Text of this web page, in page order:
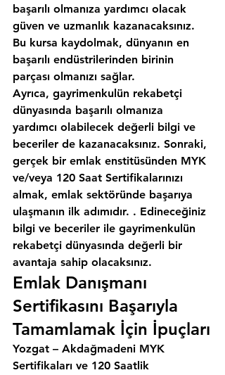
başarılı olmanıza yardımcı olacak
güven ve uzmanlık kazanacaksınız.
Bu kursa kaydolmak, dünyanın en
başarılı endüstrilerinden birinin
parçası olmanızı sağlar.
Ayrıca, gayrimenkulün rekabetçi
dünyasında başarılı olmanıza
yardımcı olabilecek değerli bilgi ve
beceriler de kazanacaksınız. Sonraki,
gerçek bir emlak enstitüsünden MYK
ve/veya 120 Saat Sertifikalarınızı
almak, emlak sektöründe başarıya
ulaşmanın ilk adımıdır. . Edineceğiniz
bilgi ve beceriler ile gayrimenkulün
rekabetçi dünyasında değerli bir
avantaja sahip olacaksınız.
Emlak Danışmanı
Sertifikasını Başarıyla
Tamamlamak İçin İpuçları
Yozgat – Akdağmadeni MYK
Sertifikaları ve 120 Saatlik